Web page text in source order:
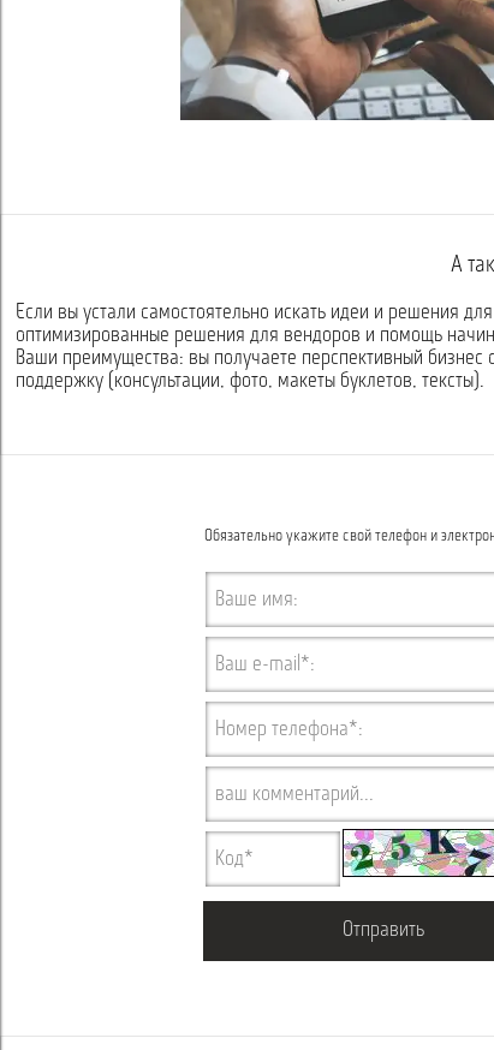
А
Если вы устали самостоятельно искать идеи и решения
оптимизированные решения для вендоров и помощь
Ваши преимущества: вы получаете перспективный
поддержку (консультации, фото, макеты буклетов, тексты).
Обязательно укажите свой телефон и